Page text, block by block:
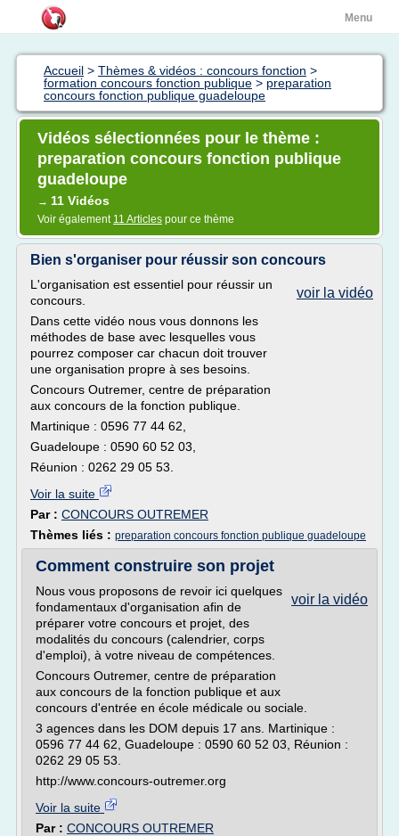
Menu
Accueil > Thèmes & vidéos : concours fonction >
formation concours fonction publique > preparation
concours fonction publique guadeloupe
Vidéos sélectionnées pour le thème :
preparation concours fonction publique
guadeloupe
→ 11 Vidéos
Voir également 11 Articles pour ce thème
Bien s'organiser pour réussir son concours
voir la vidéo
L'organisation est essentiel pour réussir un
concours.
Dans cette vidéo nous vous donnons les
méthodes de base avec lesquelles vous
pourrez composer car chacun doit trouver
une organisation propre à ses besoins.
Concours Outremer, centre de préparation
aux concours de la fonction publique.
Martinique : 0596 77 44 62,
Guadeloupe : 0590 60 52 03,
Réunion : 0262 29 05 53.
Voir la suite
Par : CONCOURS OUTREMER
Thèmes liés : preparation concours fonction publique guadeloupe
Comment construire son projet
voir la vidéo
Nous vous proposons de revoir ici quelques
fondamentaux d'organisation afin de
préparer votre concours et projet, des
modalités du concours (calendrier, corps
d'emploi), à votre niveau de compétences.
Concours Outremer, centre de préparation
aux concours de la fonction publique et aux
concours d'entrée en école médicale ou sociale.
3 agences dans les DOM depuis 17 ans. Martinique :
0596 77 44 62, Guadeloupe : 0590 60 52 03, Réunion :
0262 29 05 53.
http://www.concours-outremer.org
Voir la suite
Par : CONCOURS OUTREMER